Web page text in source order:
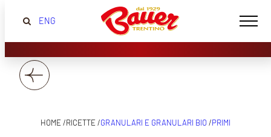
ENG
HOME /RICETTE /GRANULARI E GRANULARI BIO/PRIMI